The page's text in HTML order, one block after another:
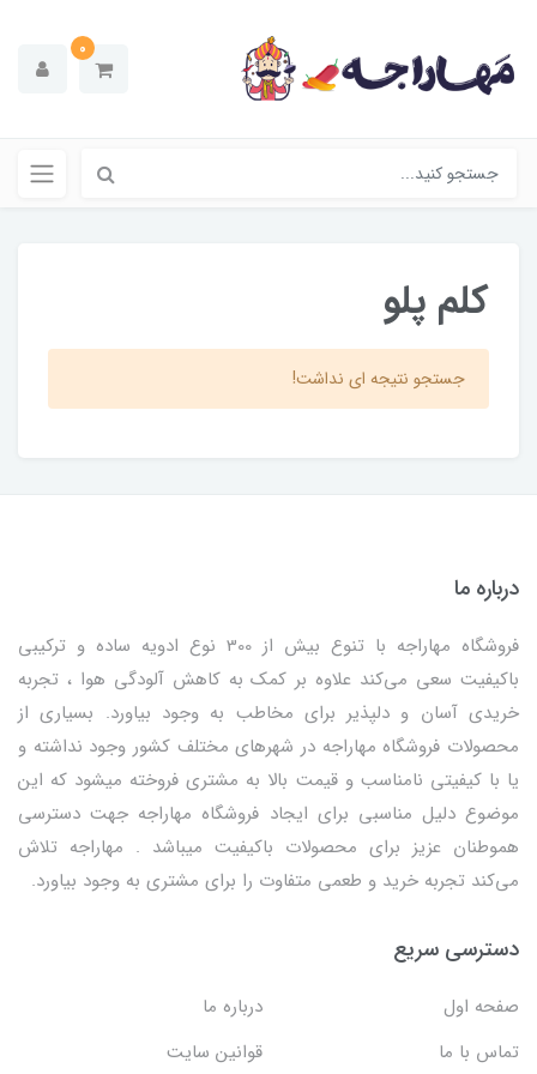
0
کلم پلو
جستجو نتیجه ای نداشت!
درباره ما
فروشگاه مهاراجه با تنوع بیش از 300 نوع ادویه ساده و ترکیبی
باکیفیت سعی می‌کند علاوه بر کمک به کاهش آلودگی هوا ، تجربه
خریدی آسان و دلپذیر برای مخاطب به وجود بیاورد. بسیاری از
محصولات فروشگاه مهاراجه در شهرهای مختلف کشور وجود نداشته و
یا با کیفیتی نامناسب و قیمت بالا به مشتری فروخته میشود که این
موضوع دلیل مناسبی برای ایجاد فروشگاه مهاراجه جهت دسترسی
هموطنان عزیز برای محصولات باکیفیت میباشد . مهاراجه تلاش
می‌کند تجربه خرید و طعمی متفاوت را برای مشتری به وجود بیاورد.
دسترسی سریع
صفحه اول
درباره ما
تماس با ما
قوانین سایت